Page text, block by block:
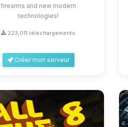
firearms and new modern
technologies!
223,011 téléchargements
Créer mon serveur